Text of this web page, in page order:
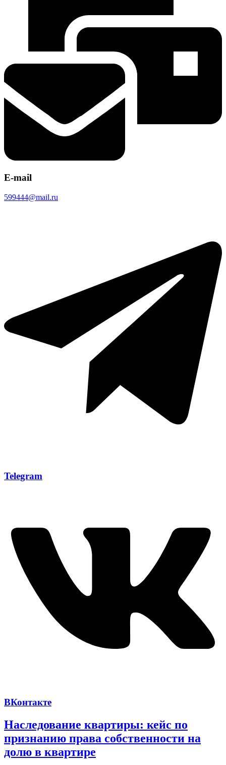
E-mail
599444@mail.ru
Telegram
ВКонтакте
Наследование квартиры: кейс по
признанию права собственности на
долю в квартире